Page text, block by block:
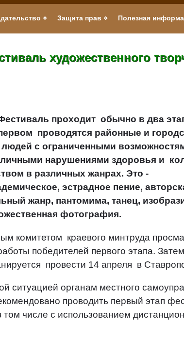
Защита прав Полезная
художественного
проходит обычно в два
проводятся районные и
людей с ограниченными
нарушениями здоровья и
в различных жанрах. Это -
эстрадное пение,
жанр, пантомима, танец,
фотография.
комитетом краевого минтруда
победителей первого этапа.
провести 14 апреля в
ситуацией органам местного
проводить первый этап
числе с использованием